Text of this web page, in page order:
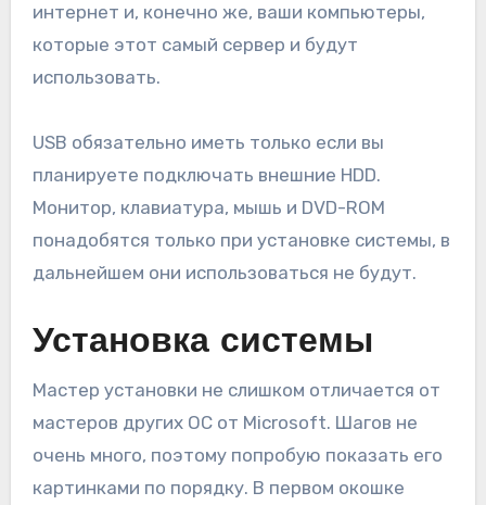
интернет и, конечно же, ваши компьютеры,
которые этот самый сервер и будут
использовать.
USB обязательно иметь только если вы
планируете подключать внешние HDD.
Монитор, клавиатура, мышь и DVD-ROM
понадобятся только при установке системы, в
дальнейшем они использоваться не будут.
Установка системы
Мастер установки не слишком отличается от
мастеров других ОС от Microsoft. Шагов не
очень много, поэтому попробую показать его
картинками по порядку. В первом окошке